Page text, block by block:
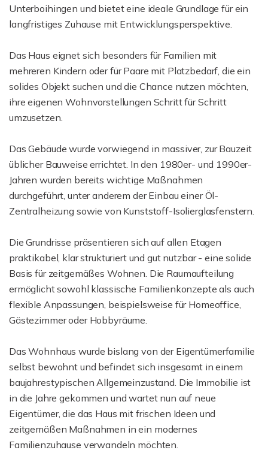
Unterboihingen und bietet eine ideale Grundlage für ein
langfristiges Zuhause mit Entwicklungsperspektive.
Das Haus eignet sich besonders für Familien mit
mehreren Kindern oder für Paare mit Platzbedarf, die ein
solides Objekt suchen und die Chance nutzen möchten,
ihre eigenen Wohnvorstellungen Schritt für Schritt
umzusetzen.
Das Gebäude wurde vorwiegend in massiver, zur Bauzeit
üblicher Bauweise errichtet. In den 1980er- und 1990er-
Jahren wurden bereits wichtige Maßnahmen
durchgeführt, unter anderem der Einbau einer Öl-
Zentralheizung sowie von Kunststoff-Isolierglasfenstern.
Die Grundrisse präsentieren sich auf allen Etagen
praktikabel, klar strukturiert und gut nutzbar - eine solide
Basis für zeitgemäßes Wohnen. Die Raumaufteilung
ermöglicht sowohl klassische Familienkonzepte als auch
flexible Anpassungen, beispielsweise für Homeoffice,
Gästezimmer oder Hobbyräume.
Das Wohnhaus wurde bislang von der Eigentümerfamilie
selbst bewohnt und befindet sich insgesamt in einem
baujahrestypischen Allgemeinzustand. Die Immobilie ist
in die Jahre gekommen und wartet nun auf neue
Eigentümer, die das Haus mit frischen Ideen und
zeitgemäßen Maßnahmen in ein modernes
Familienzuhause verwandeln möchten.